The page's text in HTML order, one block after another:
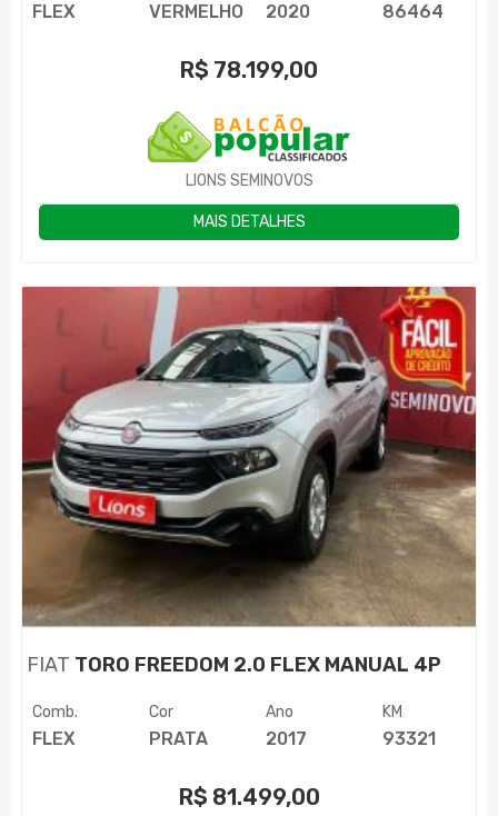
FLEX VERMELHO 2020 86464
R$ 78.199,00
LIONS SEMINOVOS
MAIS DETALHES
FIAT TORO FREEDOM 2.0 FLEX MANUAL 4P
Comb.
FLEX
Cor
PRATA
Ano
2017
KM
93321
R$ 81.499,00